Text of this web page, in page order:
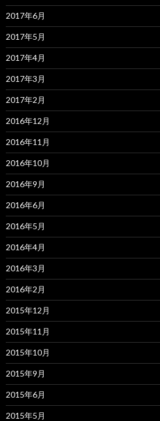
2017年6月
2017年5月
2017年4月
2017年3月
2017年2月
2016年12月
2016年11月
2016年10月
2016年9月
2016年6月
2016年5月
2016年4月
2016年3月
2016年2月
2015年12月
2015年11月
2015年10月
2015年9月
2015年6月
2015年5月